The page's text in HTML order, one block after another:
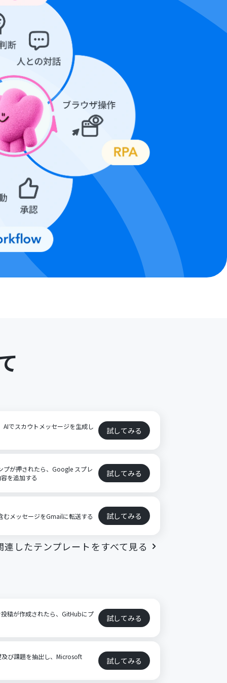
でスカウトメッセージを生成し 試してみる
プが押されたら、Google スプレ
を追加する
試してみる
むメッセージをGmailに転送する 試してみる
連したテンプレートをすべて見る
稿が作成されたら、GitHubにプ 試してみる
び課題を抽出し、Microsoft 試してみる